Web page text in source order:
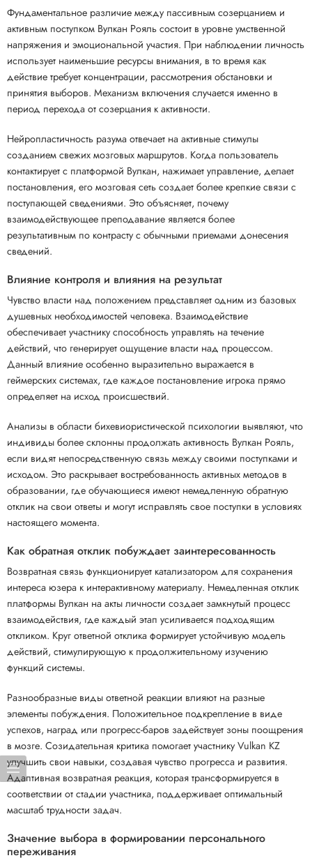
Фундаментальное различие между пассивным созерцанием и
активным поступком Вулкан Рояль состоит в уровне умственной
напряжения и эмоциональной участия. При наблюдении личность
использует наименьшие ресурсы внимания, в то время как
действие требует концентрации, рассмотрения обстановки и
принятия выборов. Механизм включения случается именно в
период перехода от созерцания к активности.
Нейропластичность разума отвечает на активные стимулы
созданием свежих мозговых маршрутов. Когда пользователь
контактирует с платформой Вулкан, нажимает управление, делает
постановления, его мозговая сеть создает более крепкие связи с
поступающей сведениями. Это объясняет, почему
взаимодействующее преподавание является более
результативным по контрасту с обычными приемами донесения
сведений.
Влияние контроля и влияния на результат
Чувство власти над положением представляет одним из базовых
душевных необходимостей человека. Взаимодействие
обеспечивает участнику способность управлять на течение
действий, что генерирует ощущение власти над процессом.
Данный влияние особенно выразительно выражается в
геймерских системах, где каждое постановление игрока прямо
определяет на исход происшествий.
Анализы в области бихевиористической психологии выявляют, что
индивиды более склонны продолжать активность Вулкан Рояль,
если видят непосредственную связь между своими поступками и
исходом. Это раскрывает востребованность активных методов в
образовании, где обучающиеся имеют немедленную обратную
отклик на свои ответы и могут исправлять свое поступки в условиях
настоящего момента.
Как обратная отклик побуждает заинтересованность
Возвратная связь функционирует катализатором для сохранения
интереса юзера к интерактивному материалу. Немедленная отклик
платформы Вулкан на акты личности создает замкнутый процесс
взаимодействия, где каждый этап усиливается подходящим
откликом. Круг ответной отклика формирует устойчивую модель
действий, стимулирующую к продолжительному изучению
функций системы.
Разнообразные виды ответной реакции влияют на разные
элементы побуждения. Положительное подкрепление в виде
успехов, наград или прогресс-баров задействует зоны поощрения
в мозге. Созидательная критика помогает участнику Vulkan KZ
улучшить свои навыки, создавая чувство прогресса и развития.
Адаптивная возвратная реакция, которая трансформируется в
соответствии от стадии участника, поддерживает оптимальный
масштаб трудности задач.
Значение выбора в формировании персонального
переживания